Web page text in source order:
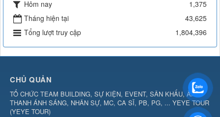
Hôm nay
1,375
Tháng hiện tại
43,625
Tổng lượt truy cập
1,804,396
CHỦ QUẢN
TỔ CHỨC TEAM BUILDING, SỰ KIỆN, EVENT, SÂN KHẤU, ÂM
THANH ÁNH SÁNG, NHÂN SỰ, MC, CA SĨ, PB, PG, ... YEYE TOUR
(YEYE TOUR)